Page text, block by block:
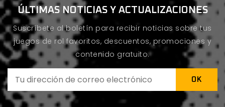
ÚLTIMAS NOTICIAS Y ACTUALIZACIONES
Suscríbete al boletín para recibir noticias sobre tus
juegos de rol favoritos, descuentos, promociones y
contenido gratuito.